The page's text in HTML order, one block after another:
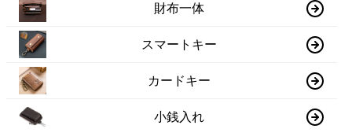
財布一体
スマートキー
カードキー
小銭入れ